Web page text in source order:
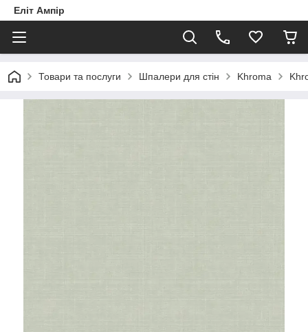
Еліт Ампір
Товари та послуги Шпалери для стін Khroma